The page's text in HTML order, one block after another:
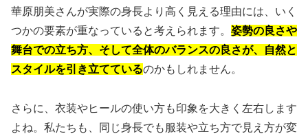
華原朋美さんが実際の身長より高く見える理由には、いく
つかの要素が重なっていると考えられます。 姿勢の良さや
舞台での立ち方、そして全体のバランスの良さが、自然と
スタイルを引き立てているのかもしれません。
さらに、衣装やヒールの使い方も印象を大きく左右します
よね。私たちも、同じ身長でも服装や立ち方で見え方が変